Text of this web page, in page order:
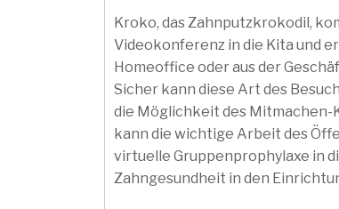
Kroko, das Zahnputzkrokodil,
Videokonferenz in die Kita und
Homeoffice oder aus der
Sicher kann diese Art des
die Möglichkeit des Mitmachen-
kann die wichtige Arbeit des
virtuelle Gruppenprophylaxe in
Zahngesundheit in den